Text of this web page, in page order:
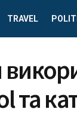
TRAVEL
та